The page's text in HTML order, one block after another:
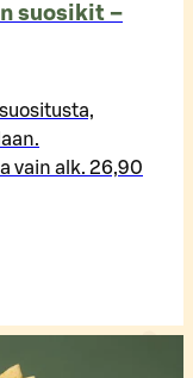
suosikit –
vain alk. 26,90